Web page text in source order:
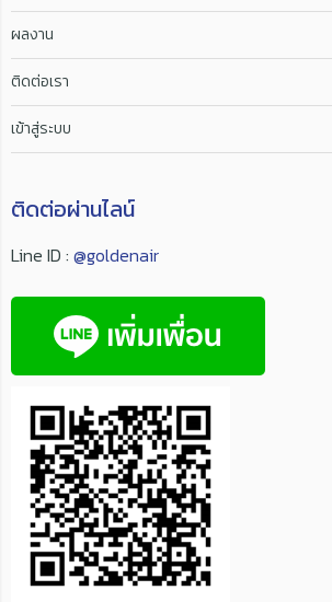
ผลงาน
ติดต่อเรา
เข้าสู่ระบบ
ติดต่อผ่านไลน์
Line ID : @goldenair